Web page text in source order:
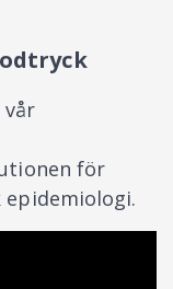
för
epidemiologi.